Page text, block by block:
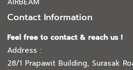
Contact Information
Feel free to contact & reach us !
Address :
28/1 Prapawit Building, Surasak